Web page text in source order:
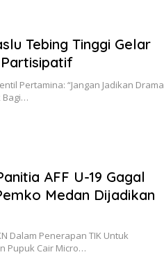
Tebing Tinggi Gelar
Pertamina: “Jangan Jadikan Drama
Bagi…
AFF U-19 Gagal
Medan Dijadikan
Dalam Penerapan TIK Untuk
Pupuk Cair Micro…